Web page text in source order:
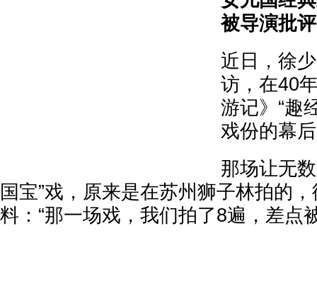
被导演批评
近日，徐
访，在40
游记》“趣
戏份的幕
那场让无
国宝”戏，原来是在苏州狮子林拍的
料：“那一场戏，我们拍了8遍，差点